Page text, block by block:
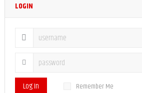
LOGIN
Log In Remember Me